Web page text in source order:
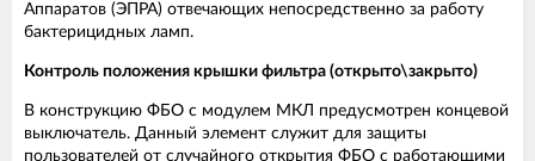
Аппаратов (ЭПРА) отвечающих непосредственно за работу
бактерицидных ламп.
Контроль положения крышки фильтра (открыто\закрыто)
В конструкцию ФБО с модулем МКЛ предусмотрен концевой
выключатель. Данный элемент служит для защиты
пользователей от случайного открытия ФБО с работающими